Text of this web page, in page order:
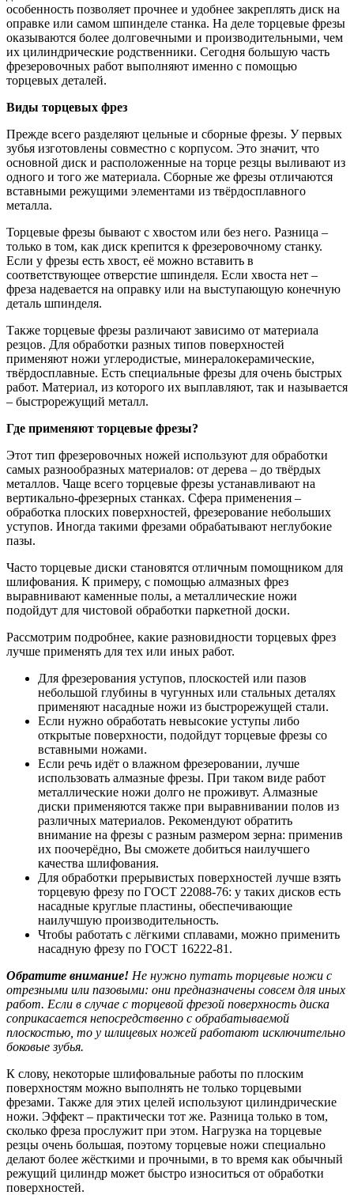
особенность позволяет прочнее и удобнее закреплять диск на
оправке или самом шпинделе станка. На деле торцевые фрезы
оказываются более долговечными и производительными, чем
их цилиндрические родственники. Сегодня большую часть
фрезеровочных работ выполняют именно с помощью
торцевых деталей.
Виды торцевых фрез
Прежде всего разделяют цельные и сборные фрезы. У первых
зубья изготовлены совместно с корпусом. Это значит, что
основной диск и расположенные на торце резцы выливают из
одного и того же материала. Сборные же фрезы отличаются
вставными режущими элементами из твёрдосплавного
металла.
Торцевые фрезы бывают с хвостом или без него. Разница –
только в том, как диск крепится к фрезеровочному станку.
Если у фрезы есть хвост, её можно вставить в
соответствующее отверстие шпинделя. Если хвоста нет –
фреза надевается на оправку или на выступающую конечную
деталь шпинделя.
Также торцевые фрезы различают зависимо от материала
резцов. Для обработки разных типов поверхностей
применяют ножи углеродистые, минералокерамические,
твёрдосплавные. Есть специальные фрезы для очень быстрых
работ. Материал, из которого их выплавляют, так и называется
– быстрорежущий металл.
Где применяют торцевые фрезы?
Этот тип фрезеровочных ножей используют для обработки
самых разнообразных материалов: от дерева – до твёрдых
металлов. Чаще всего торцевые фрезы устанавливают на
вертикально-фрезерных станках. Сфера применения –
обработка плоских поверхностей, фрезерование небольших
уступов. Иногда такими фрезами обрабатывают неглубокие
пазы.
Часто торцевые диски становятся отличным помощником для
шлифования. К примеру, с помощью алмазных фрез
выравнивают каменные полы, а металлические ножи
подойдут для чистовой обработки паркетной доски.
Рассмотрим подробнее, какие разновидности торцевых фрез
лучше применять для тех или иных работ.
Для фрезерования уступов, плоскостей или пазов
небольшой глубины в чугунных или стальных деталях
применяют насадные ножи из быстрорежущей стали.
Если нужно обработать невысокие уступы либо
открытые поверхности, подойдут торцевые фрезы со
вставными ножами.
Если речь идёт о влажном фрезеровании, лучше
использовать алмазные фрезы. При таком виде работ
металлические ножи долго не проживут. Алмазные
диски применяются также при выравнивании полов из
различных материалов. Рекомендуют обратить
внимание на фрезы с разным размером зерна: применив
их поочерёдно, Вы сможете добиться наилучшего
качества шлифования.
Для обработки прерывистых поверхностей лучше взять
торцевую фрезу по ГОСТ 22088-76: у таких дисков есть
насадные круглые пластины, обеспечивающие
наилучшую производительность.
Чтобы работать с лёгкими сплавами, можно применить
насадную фрезу по ГОСТ 16222-81.
Обратите внимание! Не нужно путать торцевые ножи с
отрезными или пазовыми: они предназначены совсем для иных
работ. Если в случае с торцевой фрезой поверхность диска
соприкасается непосредственно с обрабатываемой
плоскостью, то у шлицевых ножей работают исключительно
боковые зубья.
К слову, некоторые шлифовальные работы по плоским
поверхностям можно выполнять не только торцевыми
фрезами. Также для этих целей используют цилиндрические
ножи. Эффект – практически тот же. Разница только в том,
сколько фреза прослужит при этом. Нагрузка на торцевые
резцы очень большая, поэтому торцевые ножи специально
делают более жёсткими и прочными, в то время как обычный
режущий цилиндр может быстро износиться от обработки
поверхностей.